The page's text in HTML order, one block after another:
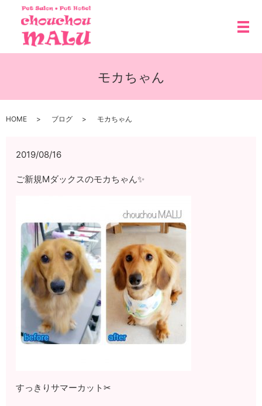
メ
モカちゃん
HOME ブログ モカちゃん
2019/08/16
ご新規Mダックスのモカちゃん✨
すっきりサマーカット✂